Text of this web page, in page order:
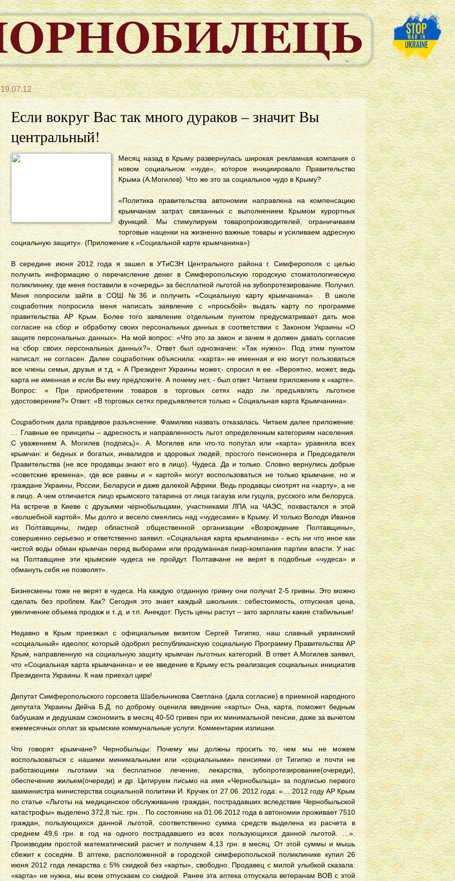
19.07.12
Если вокруг Вас так много дураков – значит Вы
центральный!
Месяц назад в Крыму развернулась широкая рекламная компания о
новом социальном «чуде», которое инициировало Правительство
Крыма (А.Могилев). Что же это за социальное чудо в Крыму?
«Политика правительства автономии направлена на компенсацию
крымчанам затрат, связанных с выполнением Крымом курортных
функций. Мы стимулируем товаропроизводителей, ограничиваем
торговые наценки на жизненно важные товары и усиливаем адресную
социальную защиту». (Приложение к «Социальной карте крымчанина»)
В середине июня 2012 года я зашел в УТиСЗН Центрального района г. Симферополя с целью
получить информацию о перечисление денег в Симферопольскую городскую стоматологическую
поликлинику, где меня поставили в «очередь» за бесплатной льготой на зубопротезирование. Получил.
Меня попросили зайти в СОШ №36 и получить «Социальную карту крымчанина» . В школе
соцработник попросила меня написать заявление с «просьбой» выдать карту по программе
правительства АР Крым. Более того заявление отдельным пунктом предусматривает дать мое
согласие на сбор и обработку своих персональных данных в соответствии с Законом Украины «О
защите персональных данных». На мой вопрос: «Что это за закон и зачем я должен давать согласие
на сбор своих персональных данных?». Ответ был однозначен: «Так нужно». Под этим пунктом
написал: не согласен. Далее соцработник объяснила: «карта» не именная и ею могут пользоваться
все члены семьи, друзья и т.д. « А Президент Украины может,- спросил я ее. «Вероятно, может, ведь
карта не именная и если Вы ему предложите. А почему нет, - был ответ. Читаем приложение к «карте».
Вопрос: « При приобретении товаров в торговых сетях надо ли предъявлять льготное
удостоверение?» Ответ: «В торговых сетях предъявляется только « Социальная карта Крымчанина».
Соцработник дала правдивое разъяснение. Фамилию назвать отказалась. Читаем далее приложение:
… Главные ее принципы – адресность и направленность льгот определенным категориям населения.
С уважением А. Могилев (подпись)». А. Могилев или что-то попутал или «карта» уравняла всех
крымчан: и бедных и богатых, инвалидов и здоровых людей, простого пенсионера и Председателя
Правительства (не все продавцы знают его в лицо). Чудеса. Да и только. Словно вернулись добрые
«советские времена», где все равны и « картой» могут воспользоваться не только крымчане, но и
граждане Украины, России, Беларуси и даже далекой Африки. Ведь продавцы смотрят на «карту», а не
в лицо. А чем отличается лицо крымского татарина от лица гагауза или гуцула, русского или белоруса.
На встрече в Киеве с друзьями чернобыльцами, участниками ЛПА на ЧАЭС, похвастался я этой
«волшебной картой». Мы долго и весело смеялись над «чудесами» в Крыму. И только Володя Иванов
из Полтавщины, лидер областной общественной организации «Возрождение Полтавщины»,
совершенно серьезно и ответственно заявил: «Социальная карта крымчанина» - есть ни что иное как
чистой воды обман крымчан перед выборами или продуманная пиар-компания партии власти. У нас
на Полтавщине эти крымские чудеса не пройдут. Полтавчане не верят в подобные «чудеса» и
обмануть себя не позволят».
Бизнесмены тоже не верят в чудеса. На каждую отданную гривну они получат 2-5 гривны. Это можно
сделать без проблем. Как? Сегодня это знает каждый школьник.: себестоимость, отпускная цена,
увеличение объема продаж и т..д. и т.п. Анекдот: Пусть цены растут – зато зарплаты какие стабильные!
Недавно в Крым приезжал с официальным визитом Сергей Тигипко, наш славный украинский
«социальный» идеолог, который одобрил республиканскую социальную Программу Правительства АР
Крым, направленную на социальную защиту крымчан льготных категорий. В ответ А.Могилев заявил,
что «Социальная карта крымчанина» и ее введение в Крыму есть реализация социальных инициатив
Президента Украины. К нам приехал цирк!
Депутат Симферопольского горсовета Шабельникова Светлана (дала согласие) в приемной народного
депутата Украины Дейча Б.Д. по доброму оценила введение «карты» Она, карта, поможет бедным
бабушкам и дедушкам сэкономить в месяц 40-50 гривен при их минимальной пенсии, даже за вычетом
ежемесячных оплат за крымские коммунальные услуги. Комментарии излишни.
Что говорят крымчане? Чернобыльцы: Почему мы должны просить то, чем мы не можем
воспользоваться с нашими минимальными или «социальными» пенсиями от Тигипко и почти не
работающими льготами на бесплатное лечение, лекарства, зубопротезирование(очереди),
обеспечение жильем(очереди) и др. Цитируем письмо на имя «Чернобыльца» за подписью первого
замминистра министерства социальной политики И. Кручек от 27.06. 2012 года: «… 2012 году АР Крым
по статье «Льготы на медицинское обслуживание граждан, пострадавших вследствие Чернобыльской
катастрофы» выделено 372,8 тыс. грн. . По состоянию на 01.06.2012 года в автономии проживает 7510
граждан, пользующихся данной льготой, соответственно сумма средств выделена из расчета в
среднем 49,6 грн. в год на одного пострадавшего из всех пользующихся данной льготой. …».
Производим простой математический расчет и получаем 4,13 грн. в месяц. От этой суммы и мышь
сбежит к соседям. В аптеке, расположенной в городской симферопольской поликлинике купил 26
июня 2012 года лекарства с 5% скидкой без «карты», свободно. Продавец с милой улыбкой сказала:
«карта» не нужна, мы всем отпускаем со скидкой. Ранее эта аптека отпускала ветеранам ВОВ с этой